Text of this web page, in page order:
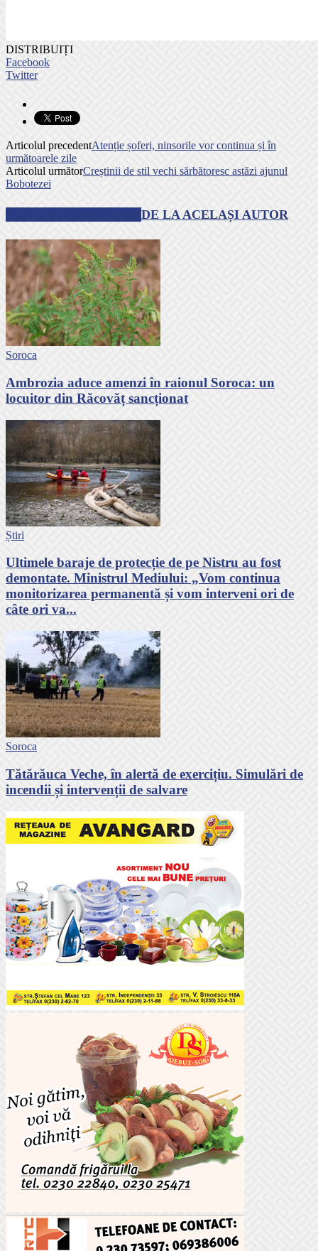
DISTRIBUIȚI
Facebook
Twitter
Articolul precedentAtenție șoferi, ninsorile vor continua și în
următoarele zile
Articolul următorCreștinii de stil vechi sărbătoresc astăzi ajunul
Bobotezei
DE LA ACELAȘI AUTOR
Soroca
Ambrozia aduce amenzi în raionul Soroca: un
locuitor din Răcovăț sancționat
Știri
Ultimele baraje de protecție de pe Nistru au fost
demontate. Ministrul Mediului: „Vom continua
monitorizarea permanentă și vom interveni ori de
câte ori va...
Soroca
Tătărăuca Veche, în alertă de exercițiu. Simulări de
incendii și intervenții de salvare